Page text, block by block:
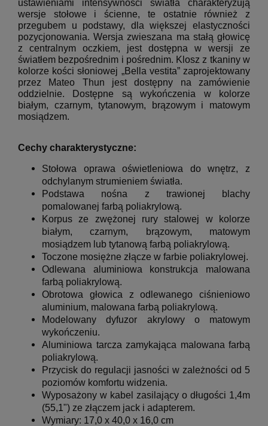
ustawieniami intensywności światła charakteryzują
wersje stołowe i ścienne, te ostatnie również z
przegubem u podstawy, dla większej elastyczności
pozycjonowania. Wersja zwieszana ma stałą głowicę
z centralnym oczkiem, jest dostępna w wersji ze
światłem bezpośrednim i pośrednim. Klosz z tkaniny w
kolorze kości słoniowej „Bella vestita” zaprojektowany
przez Mateo Thun jest dostępny na zamówienie
oddzielnie.
Dostępne są wykończenia w kolorze
białym, czarnym, tytanowym, brązowym i matowym
mosiądzem.
Cechy charakterystyczne:
Stołowa oprawa oświetleniowa do wnętrz, z
odchylanym strumieniem światła.
Podstawa nośna z trawionej blachy
pomalowanej farbą poliakrylową.
Korpus ze zwężonej rury stalowej w kolorze
białym, czarnym, brązowym, matowym
mosiądzem lub tytanową farbą poliakrylową.
Toczone mosiężne złącze w farbie poliakrylowej.
Odlewana aluminiowa konstrukcja malowana
farbą poliakrylową.
Obrotowa głowica z odlewanego ciśnieniowo
aluminium, malowana farbą poliakrylową.
Modelowany dyfuzor akrylowy o matowym
wykończeniu.
Aluminiowa tarcza zamykająca malowana farbą
poliakrylową.
Przycisk do regulacji jasności w zależności od 5
poziomów komfortu widzenia.
Wyposażony w kabel zasilający o długości 1,4m
(55,1") ze złączem jack i adapterem.
Wymiary: 17,0 x 40,0 x 16,0 cm